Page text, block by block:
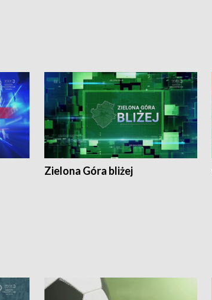
Zielona Góra bliżej